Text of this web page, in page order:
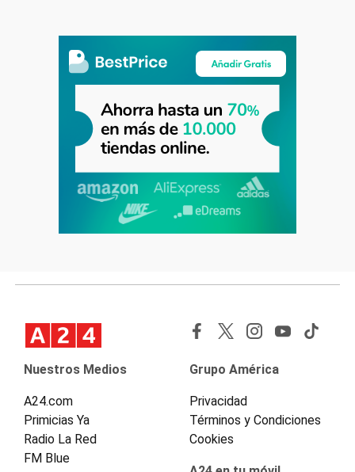
Nuestros Medios
A24.com
Primicias Ya
Radio La Red
FM Blue
Grupo América
Privacidad
Términos y Condiciones
Cookies